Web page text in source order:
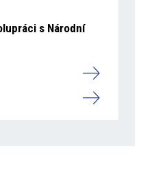
s Národní